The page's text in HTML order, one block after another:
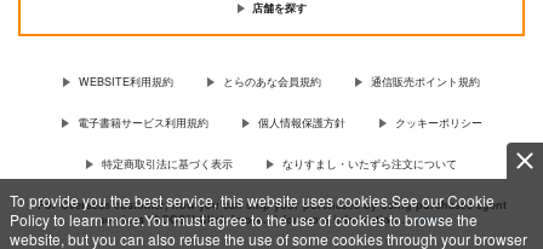
To provide you the best service, this website uses cookies.See our Cookie
Policy to learn more.You must agree to the use of cookies to browse the
website, but you can also refuse the use of some cookies through your browser
店舗を探す
WEBSITE利用規約 とらのあな会員規約 通信販売ポイント規約
電子書籍サービス利用規約 個人情報保護方針 クッキーポリシー
特定商取引法に基づく表示 なりすまし・いたずら注文について
For Overseas customer, now you can ship your purchases by using purchases agent
services “AOCS”! Click {more…} for more information …more